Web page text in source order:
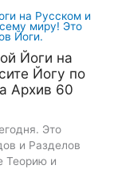
Йоги на
Йогу по
Архив 60
Это
и Разделов
Теорию и